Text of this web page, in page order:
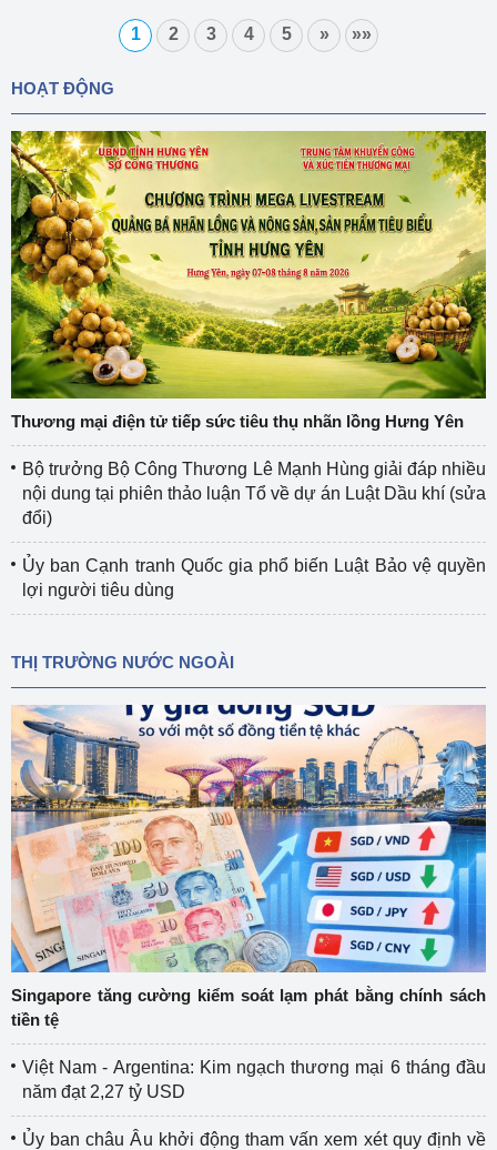
1 2 3 4 5 » »»
HOẠT ĐỘNG
Thương mại điện tử tiếp sức tiêu thụ nhãn lồng Hưng Yên
Bộ trưởng Bộ Công Thương Lê Mạnh Hùng giải đáp nhiều
nội dung tại phiên thảo luận Tổ về dự án Luật Dầu khí (sửa
đổi)
Ủy ban Cạnh tranh Quốc gia phổ biến Luật Bảo vệ quyền
lợi người tiêu dùng
THỊ TRƯỜNG NƯỚC NGOÀI
Singapore tăng cường kiểm soát lạm phát bằng chính sách
tiền tệ
Việt Nam - Argentina: Kim ngạch thương mại 6 tháng đầu
năm đạt 2,27 tỷ USD
Ủy ban châu Âu khởi động tham vấn xem xét quy định về